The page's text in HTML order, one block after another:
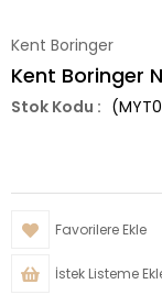
Kent Boringer
Kent Boringer
Favorilere Ekle
İstek Listeme